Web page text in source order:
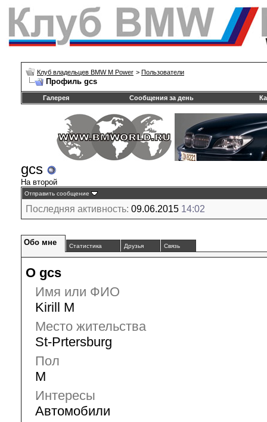
Клуб владельцев BMW M Power > Пользователи
Профиль gcs
Галерея Сообщения за день
gcs
На второй
Отправить сообщение
Последняя активность: 09.06.2015 14:02
Обо мне Статистика Друзья Связь
О gcs
Имя или ФИО
Kirill M
Место жительства
St-Prtersburg
Пол
M
Интересы
Автомобили